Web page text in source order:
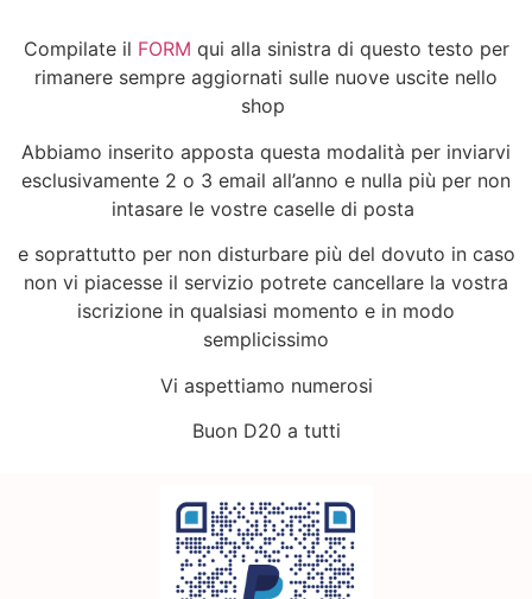
Compilate il FORM qui alla sinistra di questo testo per
rimanere sempre aggiornati sulle nuove uscite nello
shop
Abbiamo inserito apposta questa modalità per inviarvi
esclusivamente 2 o 3 email all’anno e nulla più per non
intasare le vostre caselle di posta
e soprattutto per non disturbare più del dovuto in caso
non vi piacesse il servizio potrete cancellare la vostra
iscrizione in qualsiasi momento e in modo
semplicissimo
Vi aspettiamo numerosi
Buon D20 a tutti